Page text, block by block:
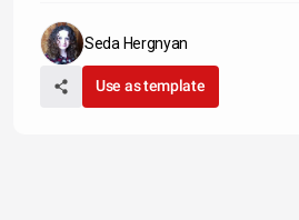
Seda Hergnyan
Use as template